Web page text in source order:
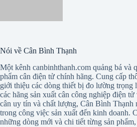
Một kênh canbinhthanh.com quảng bá và
giới thiệu các dòng thiết bị đo lường trọng
các hãng sản xuất cân công nghiệp điện tử
cân uy tín và chất lượng, Cân Bình Thạnh
trong công việc sản xuất đến kinh doanh.
những dòng mới và chi tiết từng sản phẩm,
hàng hóa có giá trị cho người xem và giá
quảng cáo hàng giả hàng nhái và kém